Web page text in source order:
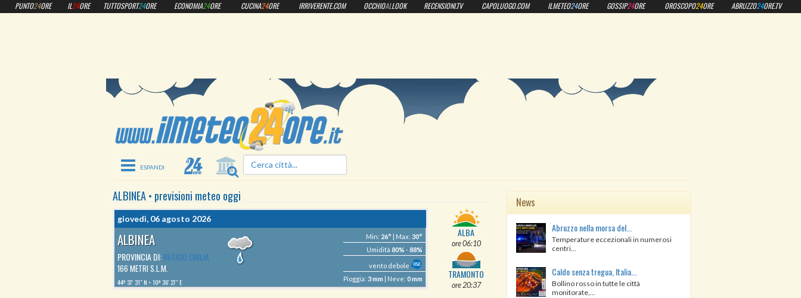
ilmeteo24ore.it
Toggle navigation
ALBINEA• previsioni meteo oggi
giovedì, 06 agosto 2026
ALBINEA
PROVINCIA DI:REGGIO EMILIA
166 METRI S.L.M.
44º 37′ 31″ N 10º 36′ 27″ E
Min: 26° | Max:30°
Umidità80%-88%
vento debole
Pioggia:3 mm | Neve:0 mm
ALBA
ore 06:10
TRAMONTO
ore 20:37
News
Abruzzo nella morsa del...
Temperature eccezionali in numerosi
centri...
Caldo senza tregua, Italia...
Bollino rosso in tutte le città
monitorate,...
PUNTO24ORE IL24ORE TUTTOSPORT24ORE ECONOMIA24ORE CUCINA24ORE IRRIVERENTE.COM OCCHIOALLOOK RECENSIONI.TV CAPOLUOGO.COM ILMETEO24ORE GOSSIP24ORE OROSCOPO24ORE ABRUZZO24ORE.TV